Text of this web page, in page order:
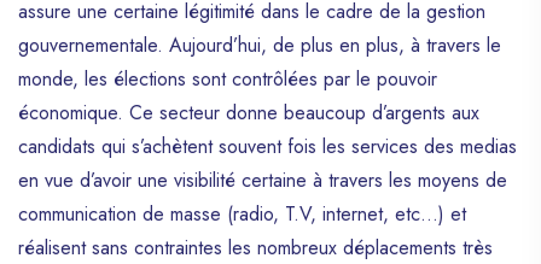
assure une certaine légitimité dans le cadre de la gestion
gouvernementale. Aujourd’hui, de plus en plus, à travers le
monde, les élections sont contrôlées par le pouvoir
économique. Ce secteur donne beaucoup d’argents aux
candidats qui s’achètent souvent fois les services des medias
en vue d’avoir une visibilité certaine à travers les moyens de
communication de masse (radio, T.V, internet, etc…) et
réalisent sans contraintes les nombreux déplacements très